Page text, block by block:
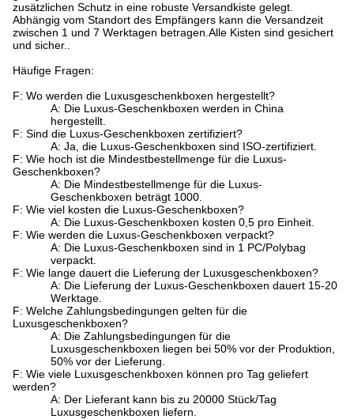
zusätzlichen Schutz in eine robuste Versandkiste gelegt.
Abhängig vom Standort des Empfängers kann die Versandzeit
zwischen 1 und 7 Werktagen betragen.Alle Kisten sind gesichert
und sicher..
Häufige Fragen:
F: Wo werden die Luxusgeschenkboxen hergestellt?
A: Die Luxus-Geschenkboxen werden in China
hergestellt.
F: Sind die Luxus-Geschenkboxen zertifiziert?
A: Ja, die Luxus-Geschenkboxen sind ISO-zertifiziert.
F: Wie hoch ist die Mindestbestellmenge für die Luxus-
Geschenkboxen?
A: Die Mindestbestellmenge für die Luxus-
Geschenkboxen beträgt 1000.
F: Wie viel kosten die Luxus-Geschenkboxen?
A: Die Luxus-Geschenkboxen kosten 0,5 pro Einheit.
F: Wie werden die Luxus-Geschenkboxen verpackt?
A: Die Luxus-Geschenkboxen sind in 1 PC/Polybag
verpackt.
F: Wie lange dauert die Lieferung der Luxusgeschenkboxen?
A: Die Lieferung der Luxus-Geschenkboxen dauert 15-20
Werktage.
F: Welche Zahlungsbedingungen gelten für die
Luxusgeschenkboxen?
A: Die Zahlungsbedingungen für die
Luxusgeschenkboxen liegen bei 50% vor der Produktion,
50% vor der Lieferung.
F: Wie viele Luxusgeschenkboxen können pro Tag geliefert
werden?
A: Der Lieferant kann bis zu 20000 Stück/Tag
Luxusgeschenkboxen liefern.